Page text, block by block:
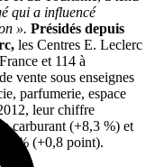
qui a influencé
». Présidés depuis
les Centres E. Leclerc
et 114 à
vente sous enseignes
parfumerie, espace
leur chiffre
carburant (+8,3 %) et
% (+0,8 point).